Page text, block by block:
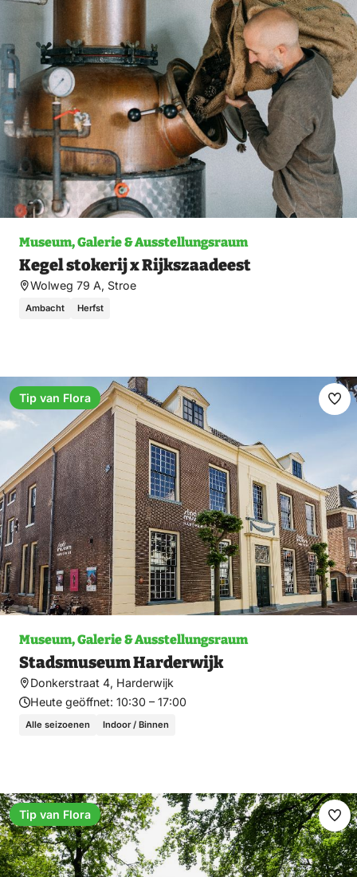
Museum, Galerie & Ausstellungsraum
Kegel stokerij x Rijkszaadeest
Wolweg 79 A, Stroe
Ambacht Herfst
Museum, Galerie & Ausstellungsraum
Stadsmuseum Harderwijk
Donkerstraat 4, Harderwijk
Heute geöffnet: 10:30 – 17:00
Alle seizoenen Indoor / Binnen
Tip van Flora
Tip van Flora